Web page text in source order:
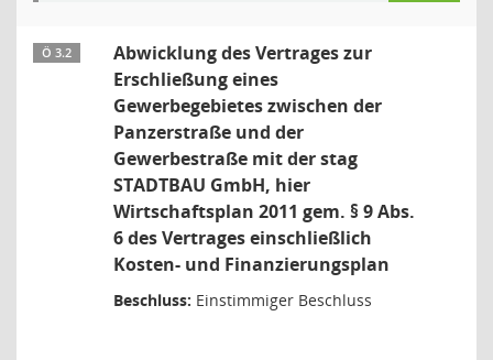
Ö 3.2
Abwicklung des Vertrages zur
Erschließung eines
Gewerbegebietes zwischen der
Panzerstraße und der
Gewerbestraße mit der stag
STADTBAU GmbH, hier
Wirtschaftsplan 2011 gem. § 9 Abs.
6 des Vertrages einschließlich
Kosten- und Finanzierungsplan
Beschluss: Einstimmiger Beschluss